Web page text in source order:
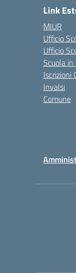
Link
MIUR
Ufficio
Ufficio
Scuola in
Iscrizioni
Invalsi
Comune